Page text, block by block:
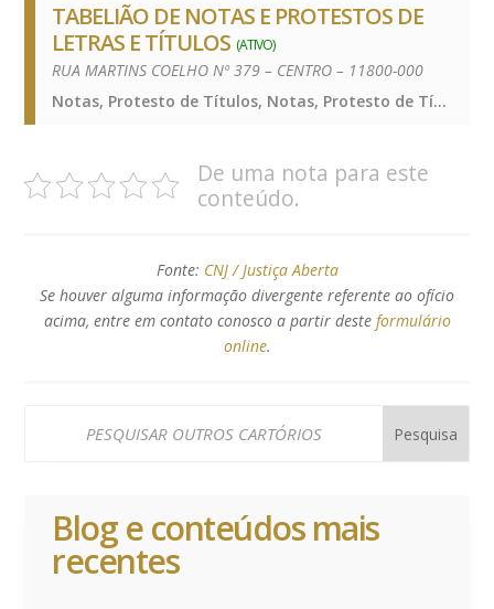
TABELIÃO DE NOTAS E PROTESTOS DE
LETRAS E TÍTULOS (ATIVO)
RUA MARTINS COELHO Nº 379 – CENTRO – 11800-000
Notas, Protesto de Títulos, Notas, Protesto de Títulos, Notas, Protesto de Títulos
De uma nota para este
conteúdo.
Fonte: CNJ / Justiça Aberta
Se houver alguma informação divergente referente ao ofício
acima, entre em contato conosco a partir deste formulário
online.
Blog e conteúdos mais
recentes